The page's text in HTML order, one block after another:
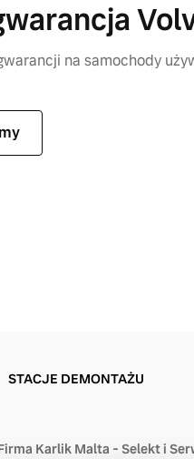
na samochody
STACJE DEMONTAŻU
Karlik Malta - Selekt i